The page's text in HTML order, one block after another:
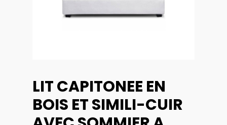
LIT CAPITONEE EN
BOIS ET SIMILI-CUIR